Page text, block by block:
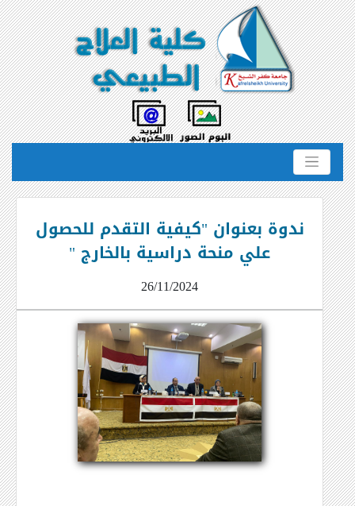
ندوة بعنوان "كيفية التقدم للحصول
علي منحة دراسية بالخارج "
26/11/2024